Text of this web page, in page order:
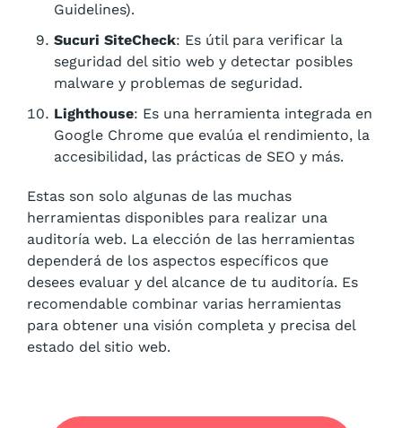
Guidelines).
Sucuri SiteCheck: Es útil para verificar la
seguridad del sitio web y detectar posibles
malware y problemas de seguridad.
Lighthouse: Es una herramienta integrada en
Google Chrome que evalúa el rendimiento, la
accesibilidad, las prácticas de SEO y más.
Estas son solo algunas de las muchas
herramientas disponibles para realizar una
auditoría web. La elección de las herramientas
dependerá de los aspectos específicos que
desees evaluar y del alcance de tu auditoría. Es
recomendable combinar varias herramientas
para obtener una visión completa y precisa del
estado del sitio web.